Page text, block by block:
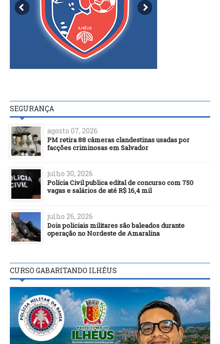
SEGURANÇA
agosto 07, 2026
PM retira 88 câmeras clandestinas usadas por
facções criminosas em Salvador
julho 30, 2026
Polícia Civil publica edital de concurso com 750
vagas e salários de até R$ 16,4 mil
julho 26, 2026
Dois policiais militares são baleados durante
operação no Nordeste de Amaralina
CURSO GABARITANDO ILHÉUS